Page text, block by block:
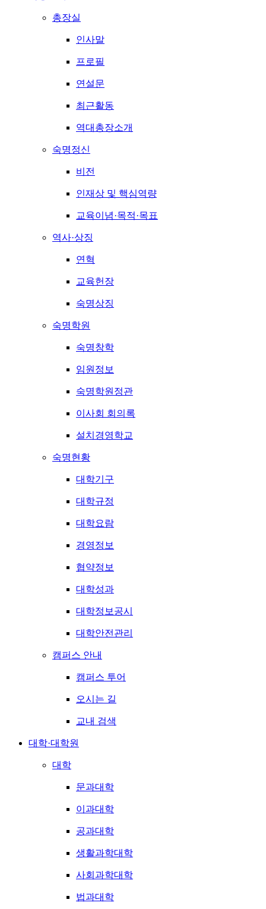
총장실
인사말
프로필
연설문
최근활동
역대총장소개
숙명정신
비전
인재상 및 핵심역량
교육이념·목적·목표
역사·상징
연혁
교육헌장
숙명상징
숙명학원
숙명창학
임원정보
숙명학원정관
이사회 회의록
설치경영학교
숙명현황
대학기구
대학규정
대학요람
경영정보
협약정보
대학성과
대학정보공시
대학안전관리
캠퍼스 안내
캠퍼스 투어
오시는 길
교내 검색
대학·대학원
대학
문과대학
이과대학
공과대학
생활과학대학
사회과학대학
법과대학